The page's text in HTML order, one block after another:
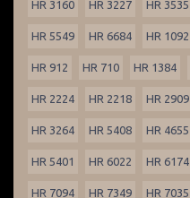
HR 3160 HR 3227 HR 3535
HR 5549 HR 6684 HR 1092
HR 912 HR 710 HR 1384
HR 2224 HR 2218 HR 2909
HR 3264 HR 5408 HR 4655
HR 5401 HR 6022 HR 6174
HR 7094 HR 7349 HR 7035